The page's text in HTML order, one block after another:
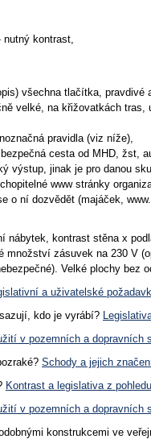
kontrast,
všechna tlačítka, pravdivé
velké, na křižovatkách
pravidla (viz níže),
cesta od MHD, žst,
výstup, jinak je pro danou
www stránky
o ní dozvědět (majáček,
nábytek, kontrast stěna x
množství zásuvek na 230 V
Velké plochy
a uživatelské
kdo je vyrábí?
v pozemních a dopravních
Schody a jejich
Kontrast a legislativa z
v pozemních a dopravních
konstrukcemi ve